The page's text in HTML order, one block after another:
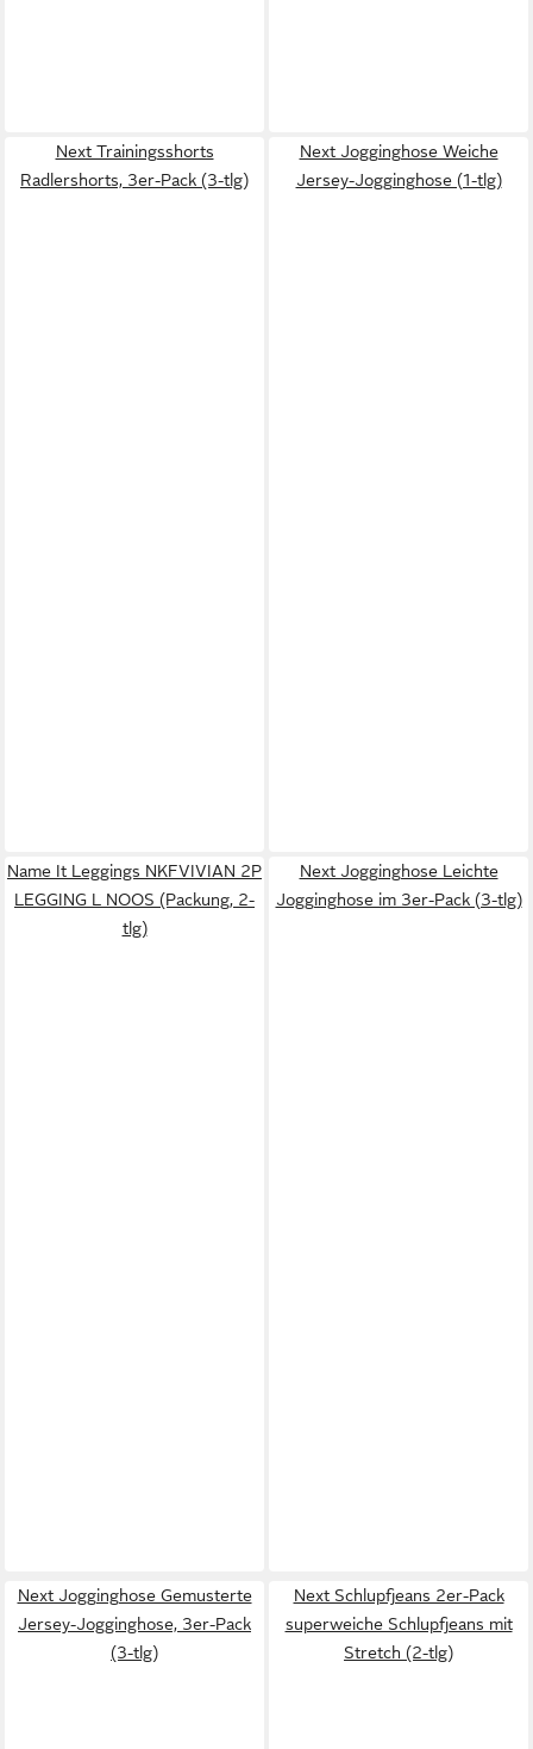
Next Trainingsshorts
Radlershorts, 3er-Pack (3-tlg)
Next Jogginghose Weiche
Jersey-Jogginghose (1-tlg)
Name It Leggings NKFVIVIAN 2P
LEGGING L NOOS (Packung, 2-
tlg)
Next Jogginghose Leichte
Jogginghose im 3er-Pack (3-tlg)
Next Jogginghose Gemusterte
Jersey-Jogginghose, 3er-Pack
(3-tlg)
Next Schlupfjeans 2er-Pack
superweiche Schlupfjeans mit
Stretch (2-tlg)